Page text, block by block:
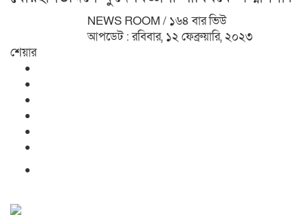
NEWS ROOM / ১৬৪ বার ভিউ
আপডেট : রবিবার, ১২ ফেব্রুয়ারি, ২০২৩
শেয়ার